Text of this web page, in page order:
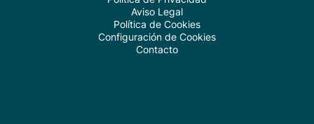
Aviso Legal
Política de Cookies
Configuración de Cookies
Contacto